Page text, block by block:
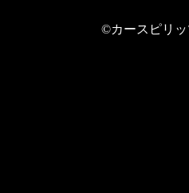
©カースピリ